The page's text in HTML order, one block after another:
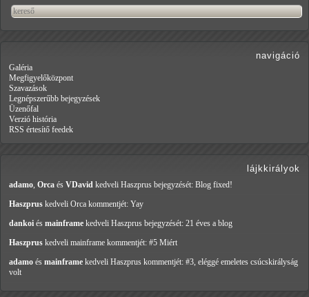
navigáció
Galéria
Megfigyelőközpont
Szavazások
Legnépszerűbb bejegyzések
Üzenőfal
Verzió história
RSS értesítő feedek
lájkkirályok
adamo, Orca és VDavid kedveli Haszprus bejegyzését: Blog fixed!
Haszprus kedveli Orca kommentjét: Yay
dankoi és mainframe kedveli Haszprus bejegyzését: 21 éves a blog
Haszprus kedveli mainframe kommentjét: #5 Miért
adamo és mainframe kedveli Haszprus kommentjét: #3, eléggé emeletes csúcskirályság
volt